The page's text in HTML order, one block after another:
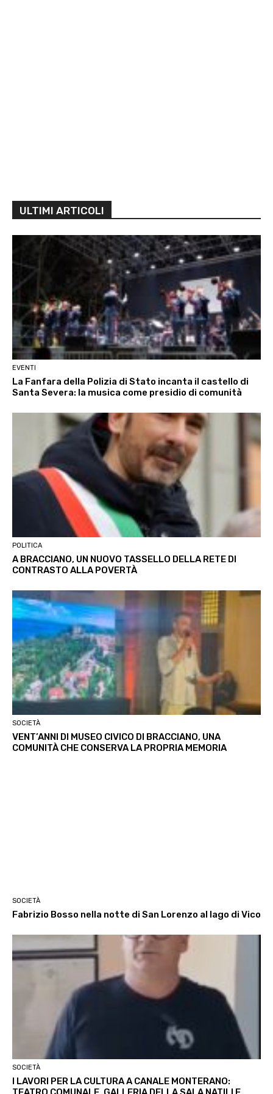
ULTIMI ARTICOLI
EVENTI
La Fanfara della Polizia di Stato incanta il castello di
Santa Severa: la musica come presidio di comunità
POLITICA
A BRACCIANO, UN NUOVO TASSELLO DELLA RETE DI
CONTRASTO ALLA POVERTÀ
SOCIETÀ
VENT’ANNI DI MUSEO CIVICO DI BRACCIANO, UNA
COMUNITÀ CHE CONSERVA LA PROPRIA MEMORIA
SOCIETÀ
Fabrizio Bosso nella notte di San Lorenzo al lago di Vico
SOCIETÀ
I LAVORI PER LA CULTURA A CANALE MONTERANO: